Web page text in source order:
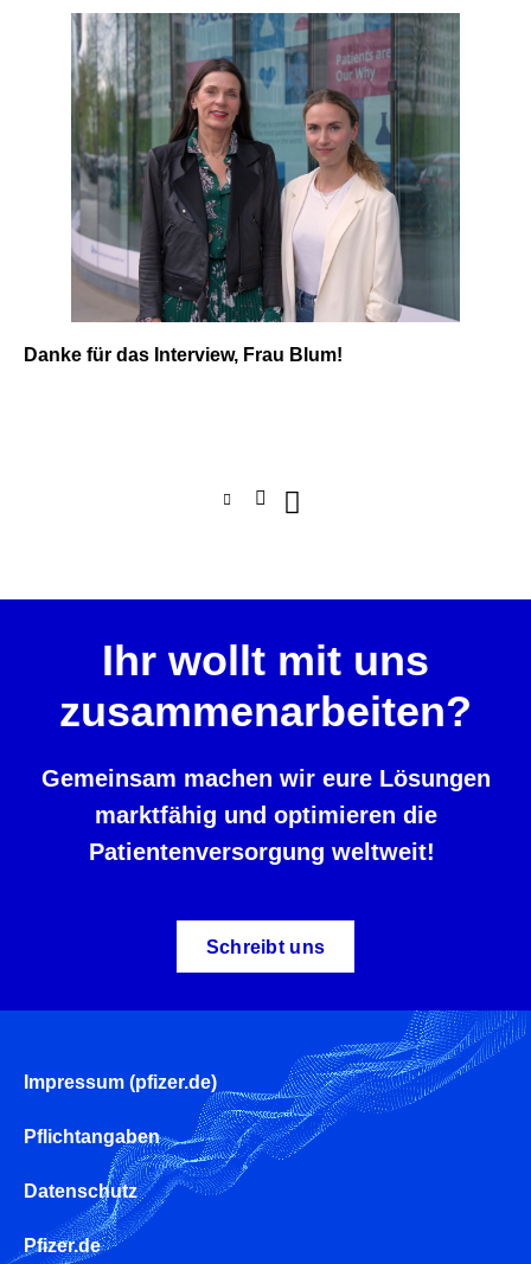
Danke für das Interview, Frau Blum!
Ihr wollt mit uns
zusammenarbeiten?
Gemeinsam machen wir eure Lösungen
marktfähig und optimieren die
Patientenversorgung weltweit!
Schreibt uns
F
o
o
t
Impressum (pfizer.de)
Pflichtangaben
Datenschutz
Pfizer.de